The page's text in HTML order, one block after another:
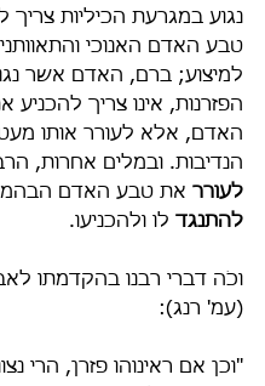
נגוע במגרעת הכיליות צריך
טבע האדם האנוכי
למיצוע; ברם, האדם אשר
הפזרנות, אינו צריך להכניע
האדם, אלא לעורר אותו מעט
הנדיבות. ובמלים אחרות,
לעורר את טבע האדם
להתנגד לו ולהכניעו.
וכֹה דברי רבנו בהקדמתו
(עמ' רנג):
"וכן אם ראינוהו פזרן, הרי